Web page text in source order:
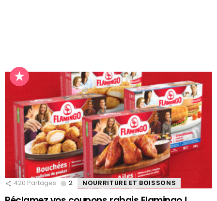
420 Partages 2 Comments
NOURRITURE ET BOISSONS